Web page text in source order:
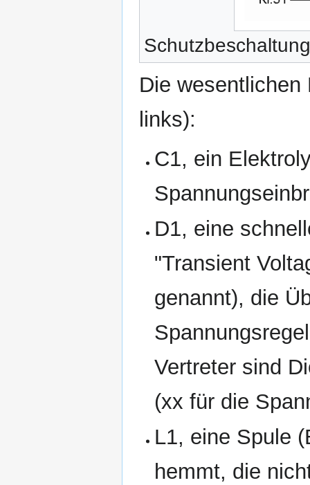
Die
links):
C1, ein
D1, eine
"Transient
genannt), die
Vertreter sind
(xx für die
L1, eine Spule
hemmt, die